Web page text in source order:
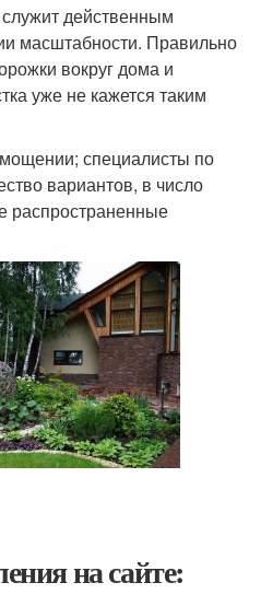
действенным
масштабности. Правильно
вокруг дома и
уже не кажется таким
специалисты по
вариантов, в число
распространенные
на сайте: